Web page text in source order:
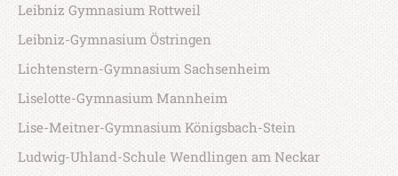
Leibniz Gymnasium Rottweil
Leibniz-Gymnasium Östringen
Lichtenstern-Gymnasium Sachsenheim
Liselotte-Gymnasium Mannheim
Lise-Meitner-Gymnasium Königsbach-Stein
Ludwig-Uhland-Schule Wendlingen am Neckar